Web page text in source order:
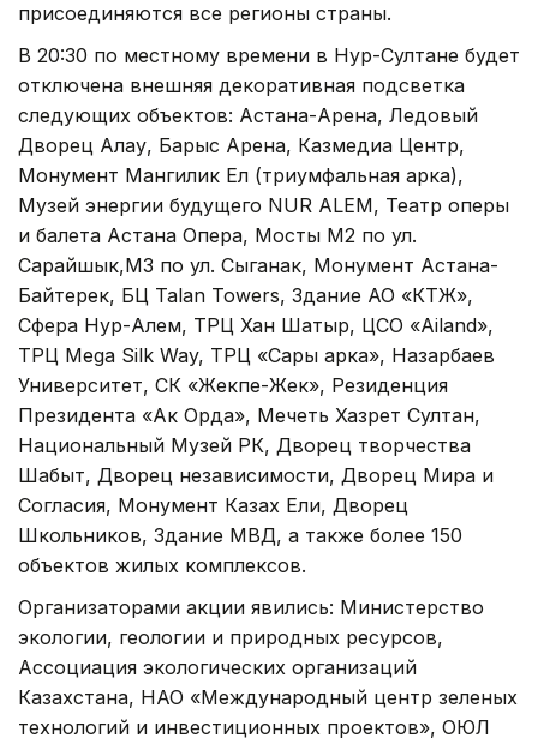
присоединяются все регионы страны.
В 20:30 по местному времени в Нур-Султане будет
отключена внешняя декоративная подсветка
следующих объектов: Астана-Арена, Ледовый
Дворец Алау, Барыс Арена, Казмедиа Центр,
Монумент Мангилик Ел (триумфальная арка),
Музей энергии будущего NUR ALEM, Театр оперы
и балета Астана Опера, Мосты М2 по ул.
Сарайшык,М3 по ул. Сыганак, Монумент Астана-
Байтерек, БЦ Talan Towers, Здание АО «КТЖ»,
Сфера Нур-Алем, ТРЦ Хан Шатыр, ЦСО «Ailand»,
ТРЦ Mega Silk Way, ТРЦ «Сары арка», Назарбаев
Университет, СК «Жекпе-Жек», Резиденция
Президента «Ак Орда», Мечеть Хазрет Султан,
Национальный Музей РК, Дворец творчества
Шабыт, Дворец независимости, Дворец Мира и
Согласия, Монумент Казах Ели, Дворец
Школьников, Здание МВД, а также более 150
объектов жилых комплексов.
Организаторами акции явились: Министерство
экологии, геологии и природных ресурсов,
Ассоциация экологических организаций
Казахстана, НАО «Международный центр зеленых
технологий и инвестиционных проектов», ОЮЛ